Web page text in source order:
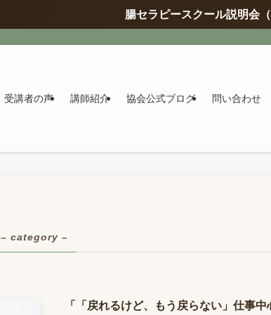
腸セラピースクール説明会
受講者の声 講師紹介 協会公式ブログ 問い合わせ
– category –
「「戻れるけど、もう戻らない」仕事